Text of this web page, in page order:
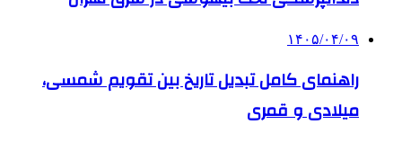
۱۴۰۵/۰۴/۰۹
راهنمای کامل تبدیل تاریخ بین تقویم شمسی،
میلادی و قمری